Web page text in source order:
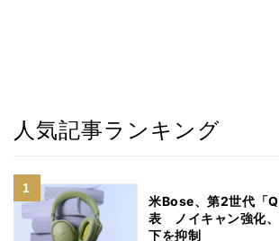
人気記事ランキング
米Bose、第2世代「
表 ノイキャン強化
下を抑制